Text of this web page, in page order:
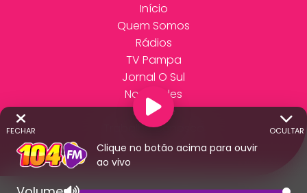
Início
Quem Somos
Rádios
TV Pampa
Jornal O Sul
Novidades
Anuncie
Trabalhe Conosco
Fale Conosco
OCULTAR
FECHAR
Clique no botão acima para ouvir
ao vivo